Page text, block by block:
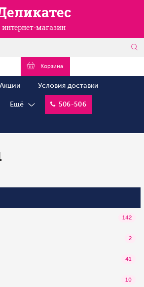
интернет-магазин
Корзина
Акции Условия доставки
Ещё 506-506
142
2
41
10